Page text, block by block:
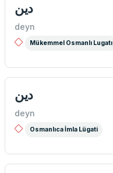
دین
deyn
Mükemmel Osmanlı Lugatı
دین
deyn
Osmanlıca İmla Lügati